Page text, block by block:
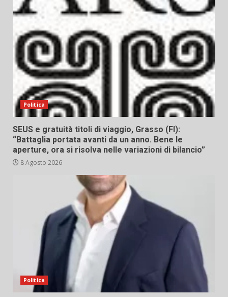
Politica
SEUS e gratuità titoli di viaggio, Grasso (FI):
“Battaglia portata avanti da un anno. Bene le
aperture, ora si risolva nelle variazioni di bilancio”
8 Agosto 2026
Politica